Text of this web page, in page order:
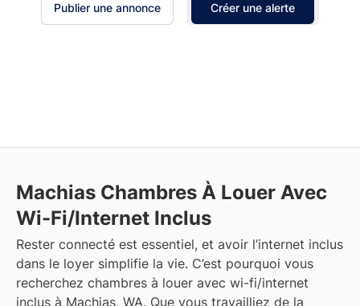
Publier une annonce Créer une alerte
Machias Chambres À Louer Avec
Wi-Fi/Internet Inclus
Rester connecté est essentiel, et avoir l’internet inclus
dans le loyer simplifie la vie. C’est pourquoi vous
recherchez chambres à louer avec wi-fi/internet
inclus à Machias, WA. Que vous travailliez de la